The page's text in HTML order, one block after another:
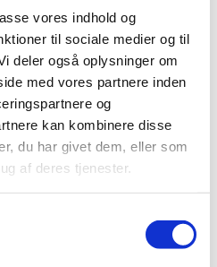
vores indhold og
til sociale medier og til
deler også oplysninger om
med vores partnere inden
og
kan kombinere disse
du har givet dem, eller som
af deres tjenester.